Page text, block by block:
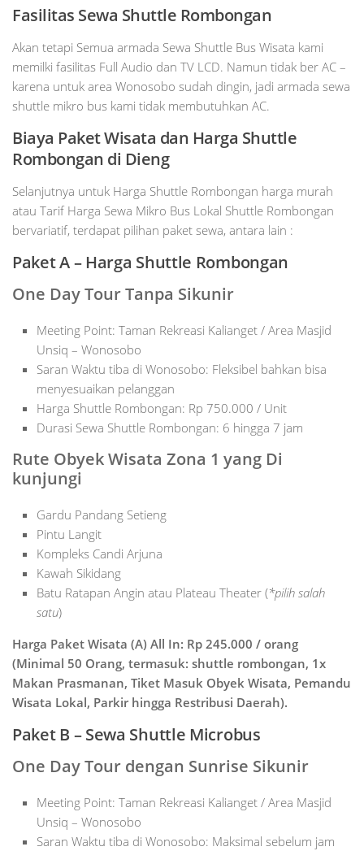
Fasilitas Sewa Shuttle Rombongan
Akan tetapi Semua armada Sewa Shuttle Bus Wisata kami
memilki fasilitas Full Audio dan TV LCD. Namun tidak ber AC –
karena untuk area Wonosobo sudah dingin, jadi armada sewa
shuttle mikro bus kami tidak membutuhkan AC.
Biaya Paket Wisata dan Harga Shuttle
Rombongan di Dieng
Selanjutnya untuk Harga Shuttle Rombongan harga murah
atau Tarif Harga Sewa Mikro Bus Lokal Shuttle Rombongan
bervariatif, terdapat pilihan paket sewa, antara lain :
Paket A – Harga Shuttle Rombongan
One Day Tour Tanpa Sikunir
Meeting Point: Taman Rekreasi Kalianget / Area Masjid
Unsiq – Wonosobo
Saran Waktu tiba di Wonosobo: Fleksibel bahkan bisa
menyesuaikan pelanggan
Harga Shuttle Rombongan: Rp 750.000 / Unit
Durasi Sewa Shuttle Rombongan: 6 hingga 7 jam
Rute Obyek Wisata Zona 1 yang Di
kunjungi
Gardu Pandang Setieng
Pintu Langit
Kompleks Candi Arjuna
Kawah Sikidang
Batu Ratapan Angin atau Plateau Theater (*pilih salah
satu)
Harga Paket Wisata (A) All In: Rp 245.000 / orang
(Minimal 50 Orang, termasuk: shuttle rombongan, 1x
Makan Prasmanan, Tiket Masuk Obyek Wisata, Pemandu
Wisata Lokal, Parkir hingga Restribusi Daerah).
Paket B – Sewa Shuttle Microbus
One Day Tour dengan Sunrise Sikunir
Meeting Point: Taman Rekreasi Kalianget / Area Masjid
Unsiq – Wonosobo
Saran Waktu tiba di Wonosobo: Maksimal sebelum jam